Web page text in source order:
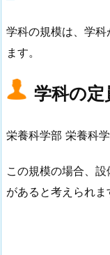
学科の規模は、学
ます。
学科の定
栄養科学部 栄養科
この規模の場合、
があると考えられま